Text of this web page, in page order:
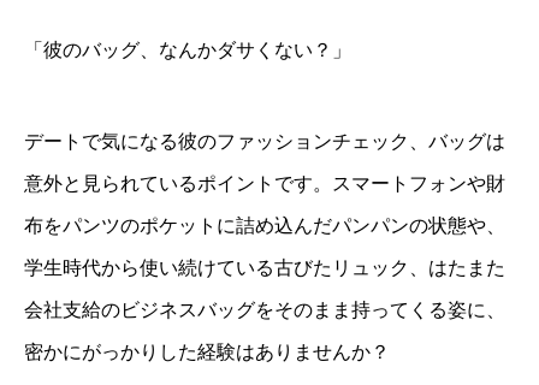
「彼のバッグ、なんかダサくない？」
デートで気になる彼のファッションチェック、バッグは
意外と見られているポイントです。スマートフォンや財
布をパンツのポケットに詰め込んだパンパンの状態や、
学生時代から使い続けている古びたリュック、はたまた
会社支給のビジネスバッグをそのまま持ってくる姿に、
密かにがっかりした経験はありませんか？